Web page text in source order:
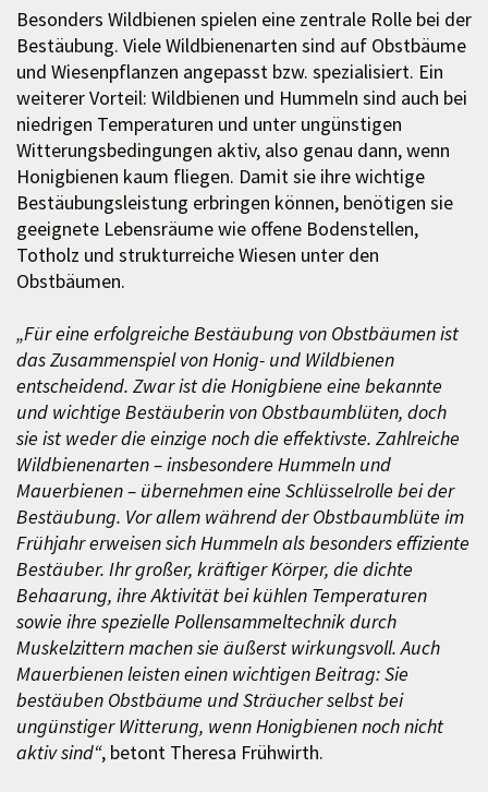
Besonders Wildbienen spielen eine zentrale Rolle bei der
Bestäubung. Viele Wildbienenarten sind auf Obstbäume
und Wiesenpflanzen angepasst bzw. spezialisiert. Ein
weiterer Vorteil: Wildbienen und Hummeln sind auch bei
niedrigen Temperaturen und unter ungünstigen
Witterungsbedingungen aktiv, also genau dann, wenn
Honigbienen kaum fliegen. Damit sie ihre wichtige
Bestäubungsleistung erbringen können, benötigen sie
geeignete Lebensräume wie offene Bodenstellen,
Totholz und strukturreiche Wiesen unter den
Obstbäumen.
„Für eine erfolgreiche Bestäubung von Obstbäumen ist
das Zusammenspiel von Honig- und Wildbienen
entscheidend. Zwar ist die Honigbiene eine bekannte
und wichtige Bestäuberin von Obstbaumblüten, doch
sie ist weder die einzige noch die effektivste. Zahlreiche
Wildbienenarten – insbesondere Hummeln und
Mauerbienen – übernehmen eine Schlüsselrolle bei der
Bestäubung. Vor allem während der Obstbaumblüte im
Frühjahr erweisen sich Hummeln als besonders effiziente
Bestäuber. Ihr großer, kräftiger Körper, die dichte
Behaarung, ihre Aktivität bei kühlen Temperaturen
sowie ihre spezielle Pollensammeltechnik durch
Muskelzittern machen sie äußerst wirkungsvoll. Auch
Mauerbienen leisten einen wichtigen Beitrag: Sie
bestäuben Obstbäume und Sträucher selbst bei
ungünstiger Witterung, wenn Honigbienen noch nicht
aktiv sind“, betont Theresa Frühwirth.